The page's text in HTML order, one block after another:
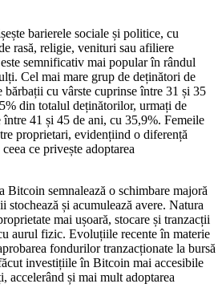
barierele sociale și politice, cu
rasă, religie, venituri sau afiliere
semnificativ mai popular în rândul
Cel mai mare grup de deținători de
bărbații cu vârste cuprinse între 31 și 35
din totalul deținătorilor, urmați de
41 și 45 de ani, cu 35,9%. Femeile
proprietari, evidențiind o diferență
ce privește adoptarea
Bitcoin semnalează o schimbare majoră
stochează și acumulează avere. Natura
mai ușoară, stocare și tranzacții
aurul fizic. Evoluțiile recente în materie
fondurilor tranzacționate la bursă
investițiile în Bitcoin mai accesibile
accelerând și mai mult adoptarea